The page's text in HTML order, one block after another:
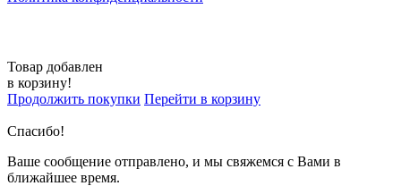
Товар добавлен
в корзину!
Продолжить покупки Перейти в корзину
Спасибо!
Ваше сообщение отправлено, и мы свяжемся с Вами в
ближайшее время.